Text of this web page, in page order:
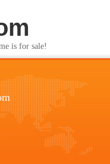
is for sale!